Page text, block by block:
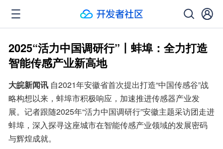
2025“活力中国调研行”丨蚌埠：全力打造
智能传感产业新高地
大皖新闻讯 自2021年安徽省首次提出打造“中国传感谷”战
略构想以来，蚌埠市积极响应，加速推进传感器产业发
展。记者跟随2025年“活力中国调研行”安徽主题采访团走进
蚌埠，深入探寻这座城市在智能传感产业领域的发展密码
与辉煌成就。